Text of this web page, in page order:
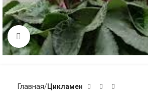
Click to enlarge
Главная Цикламен